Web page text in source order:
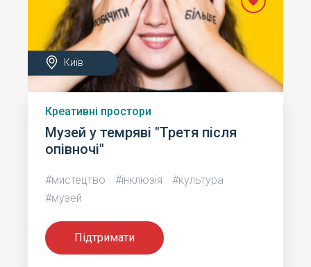
Київ
Креативні простори
Музей у темряві "Третя після
опівночі"
#мистецтво #інклюзія
#культура
#музей
Підтримати